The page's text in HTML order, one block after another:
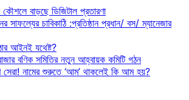
বাড়ছে ডিজিটাল প্রতারণা
সাফল্যের চাবিকাঠি :প্রতিষ্ঠান প্রধান/ বস/ ম্যানেজার
আইনই যথেষ্ট?
বণিক সমিতির নতুন আহ্বায়ক কমিটি গঠন
নামের শুরুতে ‘আম’ থাকলেই কি আম হয়?